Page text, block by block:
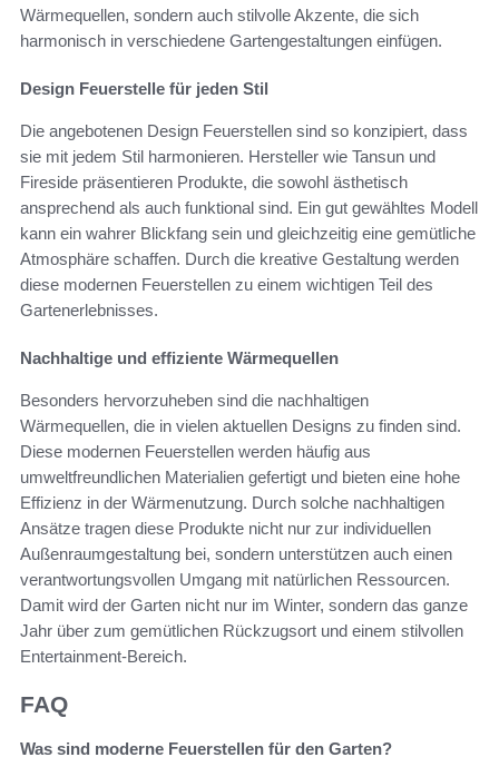
Wärmequellen, sondern auch stilvolle Akzente, die sich
harmonisch in verschiedene Gartengestaltungen einfügen.
Design Feuerstelle für jeden Stil
Die angebotenen Design Feuerstellen sind so konzipiert, dass
sie mit jedem Stil harmonieren. Hersteller wie Tansun und
Fireside präsentieren Produkte, die sowohl ästhetisch
ansprechend als auch funktional sind. Ein gut gewähltes Modell
kann ein wahrer Blickfang sein und gleichzeitig eine gemütliche
Atmosphäre schaffen. Durch die kreative Gestaltung werden
diese modernen Feuerstellen zu einem wichtigen Teil des
Gartenerlebnisses.
Nachhaltige und effiziente Wärmequellen
Besonders hervorzuheben sind die nachhaltigen
Wärmequellen, die in vielen aktuellen Designs zu finden sind.
Diese modernen Feuerstellen werden häufig aus
umweltfreundlichen Materialien gefertigt und bieten eine hohe
Effizienz in der Wärmenutzung. Durch solche nachhaltigen
Ansätze tragen diese Produkte nicht nur zur individuellen
Außenraumgestaltung bei, sondern unterstützen auch einen
verantwortungsvollen Umgang mit natürlichen Ressourcen.
Damit wird der Garten nicht nur im Winter, sondern das ganze
Jahr über zum gemütlichen Rückzugsort und einem stilvollen
Entertainment-Bereich.
FAQ
Was sind moderne Feuerstellen für den Garten?